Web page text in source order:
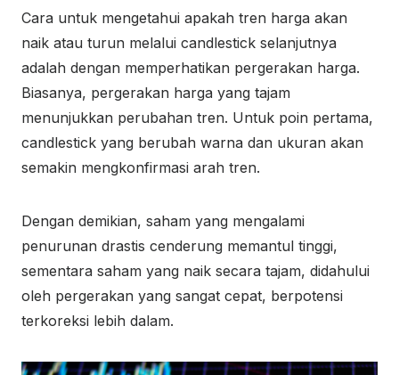
Cara untuk mengetahui apakah tren harga akan
naik atau turun melalui candlestick selanjutnya
adalah dengan memperhatikan pergerakan harga.
Biasanya, pergerakan harga yang tajam
menunjukkan perubahan tren. Untuk poin pertama,
candlestick yang berubah warna dan ukuran akan
semakin mengkonfirmasi arah tren.
Dengan demikian, saham yang mengalami
penurunan drastis cenderung memantul tinggi,
sementara saham yang naik secara tajam, didahului
oleh pergerakan yang sangat cepat, berpotensi
terkoreksi lebih dalam.